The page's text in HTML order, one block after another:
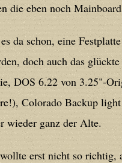
dynamic
confidit/
of dynamic
www/cms/
die eben noch
da schon, eine
doch auch das
DOS 6.22 von 3.25"-
Colorado Backup
wieder ganz der Alte.
erst nicht so richtig,